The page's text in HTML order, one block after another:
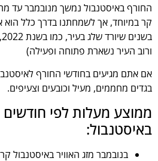
החורף באיסטנבול נמשך מנובמבר עד
קר במיוחד, אך לשמחתנו בדרך כלל הוא
ורוב העיר נשארת פתוחה ופעילה)
אם אתם מגיעים בחודשי החורף
בגדים מחממים, מעיל וכובעים וצעיפים.
ממוצע מעלות לפי
באיסטנבול: